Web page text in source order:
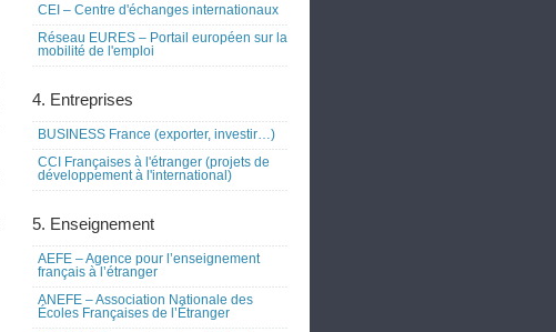
CEI – Centre d'échanges internationaux
Réseau EURES – Portail européen sur la
mobilité de l'emploi
4. Entreprises
BUSINESS France (exporter, investir…)
CCI Françaises à l'étranger (projets de
développement à l'international)
5. Enseignement
AEFE – Agence pour l’enseignement
français à l’étranger
ANEFE – Association Nationale des
Écoles Françaises de l’Étranger